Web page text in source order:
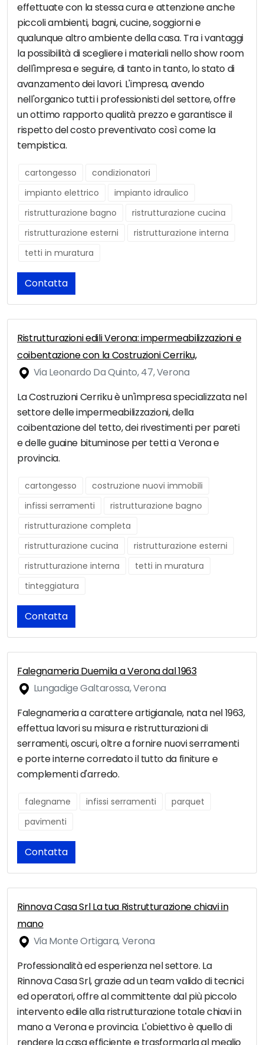
effettuate con la stessa cura e attenzione anche
piccoli ambienti, bagni, cucine, soggiorni e
qualunque altro ambiente della casa. Tra i vantaggi
la possibilità di scegliere i materiali nello show room
dell'impresa e seguire, di tanto in tanto, lo stato di
avanzamento dei lavori. L'impresa, avendo
nell'organico tutti i professionisti del settore, offre
un ottimo rapporto qualità prezzo e garantisce il
rispetto del costo preventivato così come la
tempistica.
cartongesso
condizionatori
impianto elettrico
impianto idraulico
ristrutturazione bagno
ristrutturazione cucina
ristrutturazione esterni
ristrutturazione interna
tetti in muratura
Contatta
Ristrutturazioni edili Verona: impermeabilizzazioni e
coibentazione con la Costruzioni Cerriku,
Via Leonardo Da Quinto, 47, Verona
La Costruzioni Cerriku è un'impresa specializzata nel
settore delle impermeabilizzazioni, della
coibentazione del tetto, dei rivestimenti per pareti
e delle guaine bituminose per tetti a Verona e
provincia.
cartongesso
costruzione nuovi immobili
infissi serramenti
ristrutturazione bagno
ristrutturazione completa
ristrutturazione cucina
ristrutturazione esterni
ristrutturazione interna
tetti in muratura
tinteggiatura
Contatta
Falegnameria Duemila a Verona dal 1963
Lungadige Galtarossa, Verona
Falegnameria a carattere artigianale, nata nel 1963,
effettua lavori su misura e ristrutturazioni di
serramenti, oscuri, oltre a fornire nuovi serramenti
e porte interne corredato il tutto da finiture e
complementi d'arredo.
falegname infissi serramenti
parquet
pavimenti
Contatta
Rinnova Casa Srl La tua Ristrutturazione chiavi in
mano
Via Monte Ortigara, Verona
Professionalità ed esperienza nel settore. La
Rinnova Casa Srl, grazie ad un team valido di tecnici
ed operatori, offre al committente dal più piccolo
intervento edile alla ristrutturazione totale chiavi in
mano a Verona e provincia. L'obiettivo è quello di